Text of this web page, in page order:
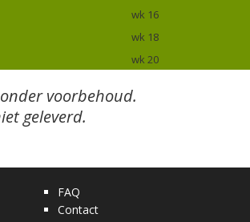
wk 16
wk 18
wk 20
voorbehoud.
geleverd.
FAQ
Contact